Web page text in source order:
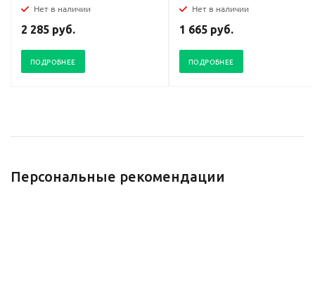
Нет в наличии
2 285 руб.
ПОДРОБНЕЕ
Нет в наличии
1 665 руб.
ПОДРОБНЕЕ
Персональные рекомендации